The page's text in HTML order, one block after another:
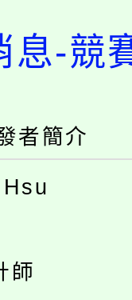
桃園電
動會8/
低收入戶
可洽有
及科技
科技中
入校路
專業人
息-競
者簡介
師